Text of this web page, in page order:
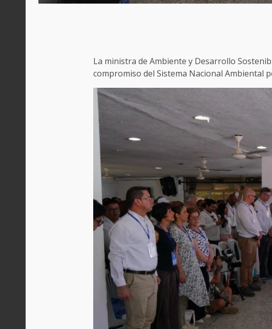
La ministra de Ambiente y Desarrollo
compromiso del Sistema Nacional Ambiental